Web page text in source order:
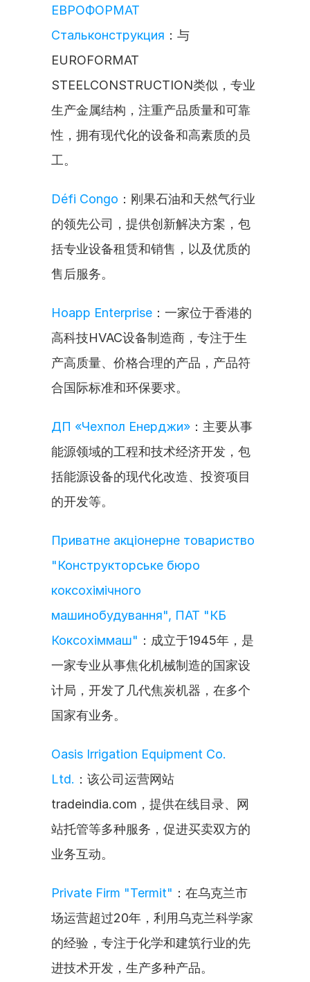
ЕВРОФОРМАТ
Стальконструкция ：与
EUROFORMAT
STEELCONSTRUCTION类似，专业
生产金属结构，注重产品质量和可靠
性，拥有现代化的设备和高素质的员
工。
Défi Congo ：刚果石油和天然气行业
的领先公司，提供创新解决方案，包
括专业设备租赁和销售，以及优质的
售后服务。
Hoapp Enterprise ：一家位于香港的
高科技HVAC设备制造商，专注于生
产高质量、价格合理的产品，产品符
合国际标准和环保要求。
ДП «Чехпол Енерджи» ：主要从事
能源领域的工程和技术经济开发，包
括能源设备的现代化改造、投资项目
的开发等。
Приватне акціонерне товариство
"Конструкторське бюро
коксохімічного
машинобудування", ПАТ "КБ
Коксохіммаш" ：成立于1945年，是
一家专业从事焦化机械制造的国家设
计局，开发了几代焦炭机器，在多个
国家有业务。
Oasis Irrigation Equipment Co.
Ltd. ：该公司运营网站
tradeindia.com，提供在线目录、网
站托管等多种服务，促进买卖双方的
业务互动。
Private Firm "Termit" ：在乌克兰市
场运营超过20年，利用乌克兰科学家
的经验，专注于化学和建筑行业的先
进技术开发，生产多种产品。